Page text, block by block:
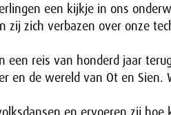
een kijkje in ons
zich verbazen over onze
reis van honderd jaar
de wereld van Ot en Sien.